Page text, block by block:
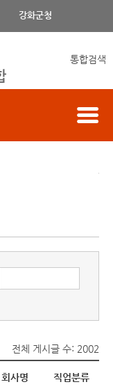
강화군청
통합검색
전체 게시글 수: 2002
회사명 직업분류